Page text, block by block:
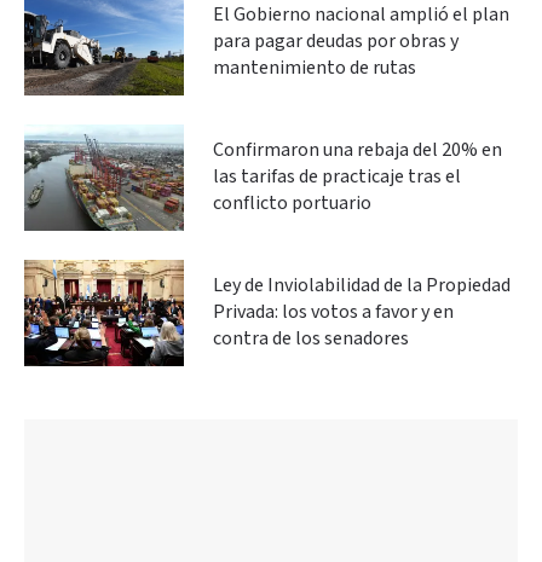
El Gobierno nacional amplió el plan
para pagar deudas por obras y
mantenimiento de rutas
Confirmaron una rebaja del 20% en
las tarifas de practicaje tras el
conflicto portuario
Ley de Inviolabilidad de la Propiedad
Privada: los votos a favor y en
contra de los senadores